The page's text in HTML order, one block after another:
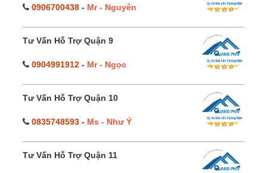
0906700438 - Mr - Nguyên
Tư Vấn Hỗ Trợ Quận 9
0904991912 - Mr - Ngọc
Tư Vấn Hỗ Trợ Quận 10
0835748593 - Ms - Như Ý
Tư Vấn Hỗ Trợ Quận 11